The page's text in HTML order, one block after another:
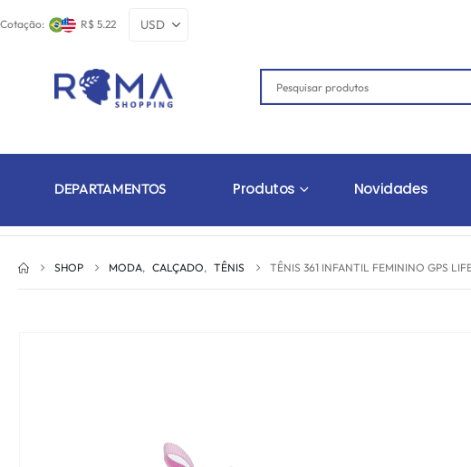
Cotação: R$ 5.22
DEPARTAMENTOS Produtos Novidades
SHOP MODA, CALÇADO, TÊNIS TÊNIS 361 INFANTIL FEMININO GPS